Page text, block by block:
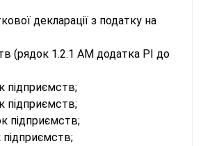
декларації з податку на
(рядок 1.2.1 АМ додатка РІ до
підприємств;
підприємств;
підприємств;